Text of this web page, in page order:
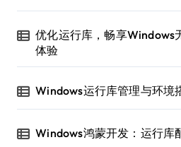
优化运行库，畅享Windows
体验
Windows运行库管理与环境
Windows鸿蒙开发：运行库